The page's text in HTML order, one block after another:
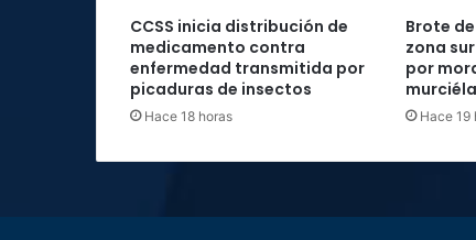
CCSS inicia distribución de
medicamento contra
enfermedad transmitida por
picaduras de insectos
Hace 18 horas
Brote
zona
por
Hace 19